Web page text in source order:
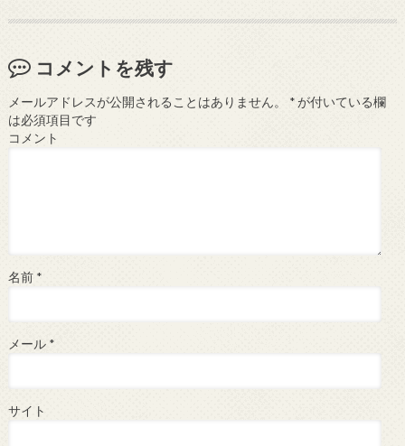
コメントを残す
メールアドレスが公開されることはありません。 *が付いている欄
は必須項目です
コメント
名前 *
メール *
サイト